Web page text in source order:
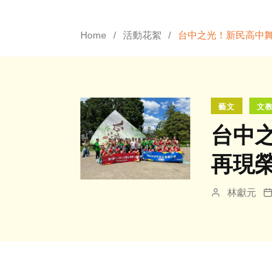
Home 活動花絮 台中之光！新民高中
藝文 文教
台中
再現
林獻元